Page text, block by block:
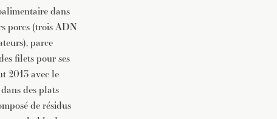
dans
porcs (trois ADN
parce
filets pour ses
2013 avec le
des plats
de résidus